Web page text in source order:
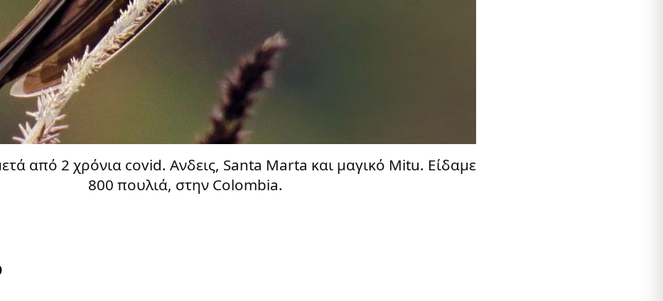
από 2 χρόνια covid. Ανδεις, Santa Marta και μαγικό Mitu. Είδαμε
800 πουλιά, στην Colombia.